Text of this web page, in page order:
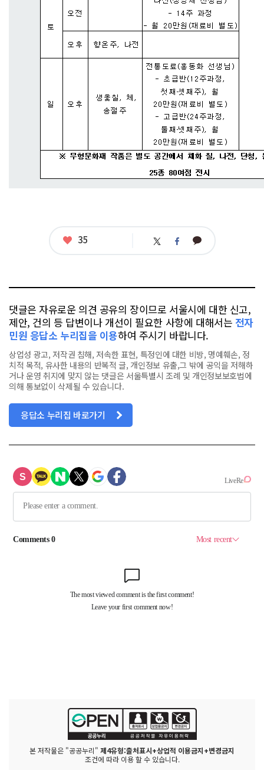
좋
35 트 페 카
댓글은 자유로운 의견 공유의 장이므로 서울시에 대한 신고,
제안, 건의 등 답변이나 개선이 필요한 사항에 대해서는 전자
민원 응답소 누리집을 이용하여 주시기 바랍니다.
상업성 광고, 저작권 침해, 저속한 표현, 특정인에 대한 비방, 명예훼손, 정
치적 목적, 유사한 내용의 반복적 글, 개인정보 유출,그 밖에 공익을 저해하
거나 운영 취지에 맞지 않는 댓글은 서울특별시 조례 및 개인정보보호법에
의해 통보없이 삭제될 수 있습니다.
응답소 누리집 바로가기
본 저작물은 "공공누리" 제4유형:출처표시+상업적 이용금지+변경금지
조건에 따라 이용 할 수 있습니다.